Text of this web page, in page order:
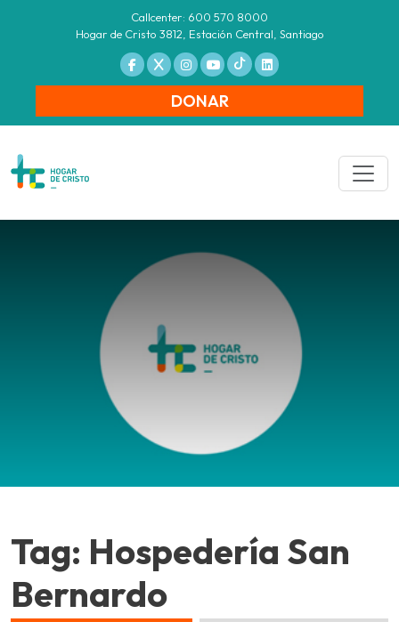
Callcenter: 600 570 8000
Hogar de Cristo 3812, Estación Central, Santiago
DONAR
Tag: Hospedería San
Bernardo